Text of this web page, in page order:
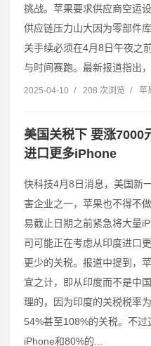
挑战。苹果要求供应商空运
供应链压力山大因为零部件
关手续必须在4月8日午夜之
与时间赛跑。最新报道指出
2025-04-10 / 208 次浏览 / 苹
美国关税下 要涨7000
进口更多iPhone
快科技4月8日消息，美国新
害企业之一，苹果也不得不
易截止日期之前紧急将大量
司可能正在考虑从印度进口
更少的关税。报道中提到，
宜之计，即从印度而不是中
理的，因为印度的关税税率
54%甚至108%的关税。不
iPhone和80%的...